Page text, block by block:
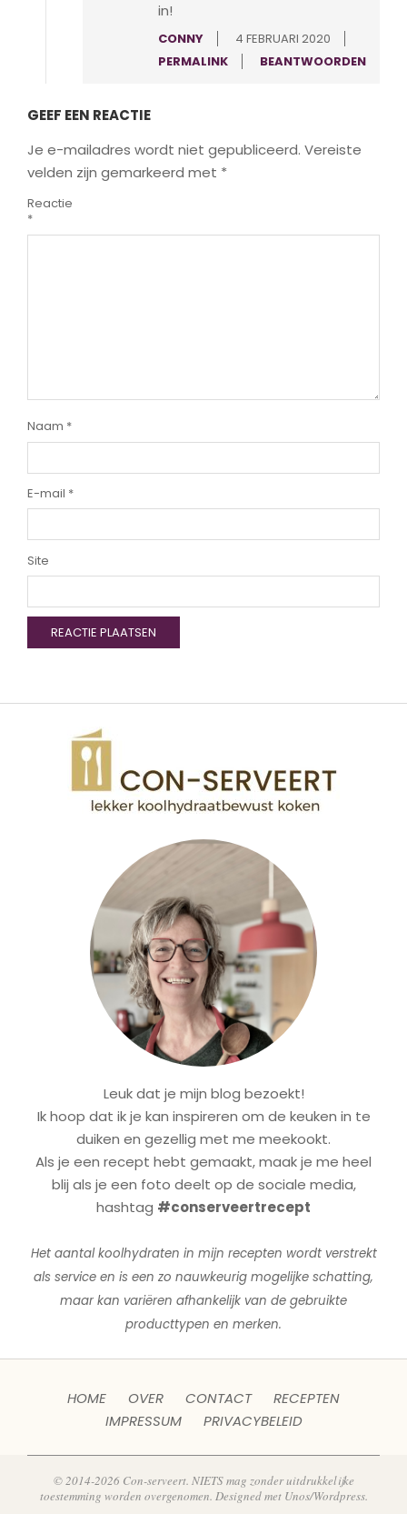
in!
CONNY
4 FEBRUARI 2020
PERMALINK
BEANTWOORDEN
GEEF EEN REACTIE
Je e-mailadres wordt niet gepubliceerd. Vereiste
velden zijn gemarkeerd met *
Reactie
*
Naam *
E-mail *
Site
Leuk dat je mijn blog bezoekt!
Ik hoop dat ik je kan inspireren om de keuken in te
duiken en gezellig met me meekookt.
Als je een recept hebt gemaakt, maak je me heel
blij als je een foto deelt op de sociale media,
hashtag #conserveertrecept
Het aantal koolhydraten in mijn recepten wordt verstrekt
als service en is een zo nauwkeurig mogelijke schatting,
maar kan variëren afhankelijk van de gebruikte
producttypen en merken.
HOME OVER CONTACT
RECEPTEN
IMPRESSUM
PRIVACYBELEID
© 2014-2026 Con-serveert. NIETS mag zonder uitdrukkelijke
toestemming worden overgenomen. Designed met Unos/Wordpress.